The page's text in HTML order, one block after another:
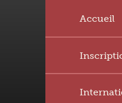
Accueil